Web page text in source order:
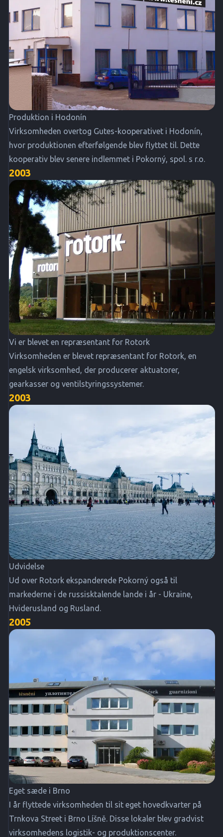
Produktion i Hodonín
Virksomheden overtog Gutes-kooperativet i Hodonín,
hvor produktionen efterfølgende blev flyttet til. Dette
kooperativ blev senere indlemmet i Pokorný, spol. s r.o.
2003
Vi er blevet en repræsentant for Rotork
Virksomheden er blevet repræsentant for Rotork, en
engelsk virksomhed, der producerer aktuatorer,
gearkasser og ventilstyringssystemer.
2003
Udvidelse
Ud over Rotork ekspanderede Pokorný også til
markederne i de russisktalende lande i år - Ukraine,
Hviderusland og Rusland.
2005
Eget sæde i Brno
I år flyttede virksomheden til sit eget hovedkvarter på
Trnkova Street i Brno Líšně. Disse lokaler blev gradvist
virksomhedens logistik- og produktionscenter.